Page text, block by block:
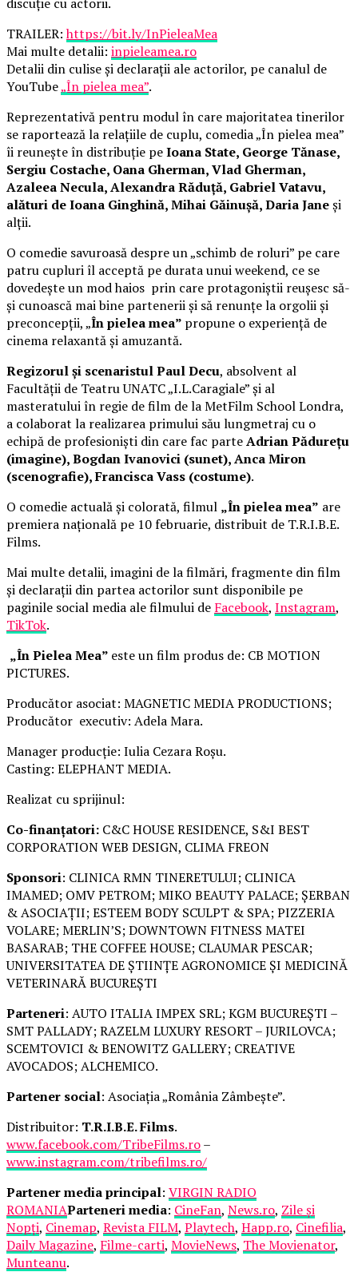
TRAILER:https://bit.ly/InPieleaMea
Mai multe detalii: inpieleamea.ro
Detalii din culise și declarații ale actorilor, pe canalul de
YouTube„În pielea mea”.
Reprezentativă pentru modul în care majoritatea tinerilor
se raportează la relațiile de cuplu, comedia „În pielea mea”
îi reunește în distribuție peIoana State, George Tănase,
Sergiu Costache, Oana Gherman, Vlad Gherman,
Azaleea Necula, Alexandra Răduță, Gabriel Vatavu,
alături de Ioana Ginghină, Mihai Găinușă, Daria Janeși
alții.
O comedie savuroasă despre un „schimb de roluri” pe care
patru cupluri îl acceptă pe durata unui weekend, ce se
dovedește un mod haios prin care protagoniștii reușesc să-
și cunoască mai bine partenerii și să renunțe la orgolii și
preconcepții, „În pielea mea” propune o experiență de
cinema relaxantă și amuzantă.
Regizorul și scenaristul Paul Decu, absolvent al
Facultății de Teatru UNATC „I.L.Caragiale” și al
masteratului în regie de film de la MetFilm School Londra,
a colaborat la realizarea primului său lungmetraj cu o
echipă de profesioniști din care fac parteAdrian Pădurețu
(imagine), Bogdan Ivanovici (sunet), Anca Miron
(scenografie), Francisca Vass (costume).
O comedie actuală și colorată, filmul „În pielea mea” are
premiera națională pe 10 februarie, distribuit de T.R.I.B.E.
Films.
Mai multe detalii, imagini de la filmări, fragmente din film
și declarații din partea actorilor sunt disponibile pe
paginile social media ale filmului de Facebook, Instagram,
TikTok.
„În Pielea Mea” este un film produs de: CB MOTION
PICTURES.
Producător asociat: MAGNETIC MEDIA PRODUCTIONS;
Producător executiv: Adela Mara.
Manager producție: Iulia Cezara Roșu.
Casting: ELEPHANT MEDIA.
Realizat cu sprijinul:
Co-finanțatori: C&C HOUSE RESIDENCE, S&I BEST
CORPORATION WEB DESIGN, CLIMA FREON
Sponsori: CLINICA RMN TINERETULUI; CLINICA
IMAMED; OMV PETROM; MIKO BEAUTY PALACE; ȘERBAN
& ASOCIAȚII; ESTEEM BODY SCULPT & SPA; PIZZERIA
VOLARE; MERLIN’S; DOWNTOWN FITNESS MATEI
BASARAB; THE COFFEE HOUSE; CLAUMAR PESCAR;
UNIVERSITATEA DE ȘTIINȚE AGRONOMICE ȘI MEDICINĂ
VETERINARĂ BUCUREȘTI
Parteneri: AUTO ITALIA IMPEX SRL; KGM BUCUREȘTI –
SMT PALLADY; RAZELM LUXURY RESORT – JURILOVCA;
SCEMTOVICI & BENOWITZ GALLERY; CREATIVE
AVOCADOS; ALCHEMICO.
Partener social: Asociația „România Zâmbește”.
Distribuitor: T.R.I.B.E. Films.
www.facebook.com/TribeFilms.ro–
www.instagram.com/tribefilms.ro/
Partener media principal: VIRGIN RADIO
ROMANIAParteneri media: CineFan, News.ro, Zile și
Nopți, Cinemap, Revista FILM, Playtech, Happ.ro, Cinefilia,
Daily Magazine, Filme-carti, MovieNews, The Movienator,
Munteanu.